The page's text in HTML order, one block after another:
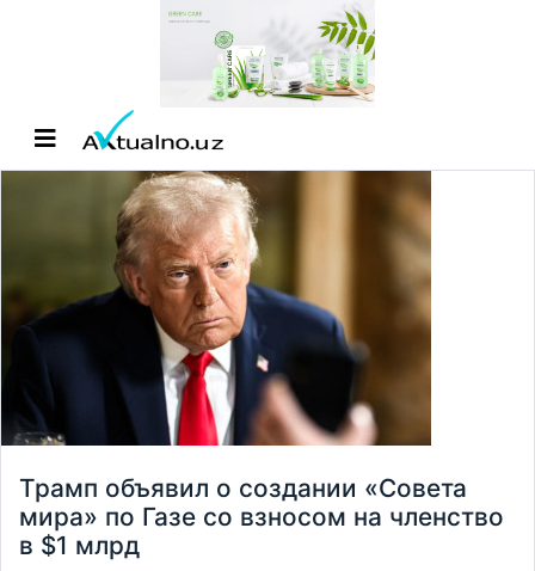
Трамп объявил о создании «Совета
мира» по Газе со взносом на членство
в $1 млрд